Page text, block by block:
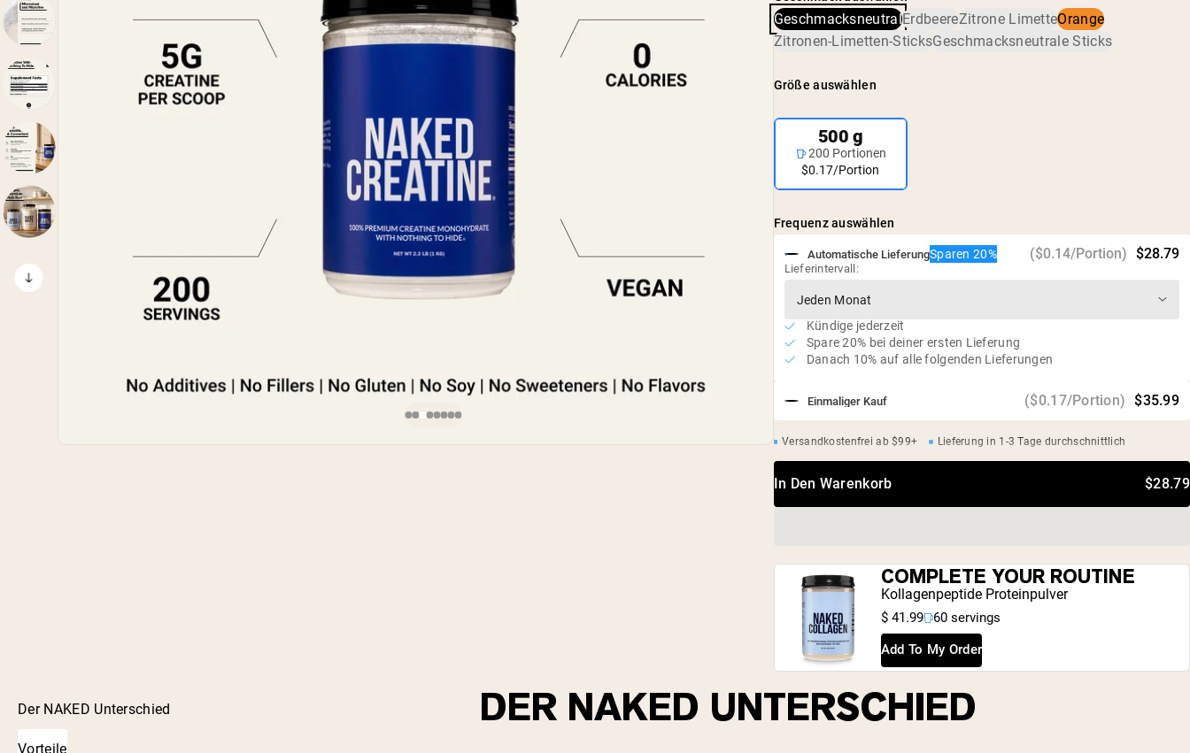
Keine künstlichen Süßstoffe, Aromen oder Farbstoffe
Vegan, glutenfrei und gentechnikfrei
einschließlich Schwermetallen und Pestiziden, bestätigt
wurden.
GeschmacksneutralErdbeereZitrone LimetteOrange
Zitronen-Limetten-SticksGeschmacksneutrale Sticks
Größe auswählen
500 g
200 Portionen
$0.17/Portion
Frequenz auswählen
Einmaliger Kauf ($0.17/Portion) $35.99
Automatische LieferungSparen 20% ($0.14/Portion) $28.79
Lieferintervall:
Kündige jederzeit
Spare 20% bei deiner ersten Lieferung
Danach 10% auf alle folgenden Lieferungen
Versandkostenfrei ab $99+ Lieferung in 1-3 Tage durchschnittlich
In Den Warenkorb $28.79
COMPLETE YOUR ROUTINE
Kollagenpeptide Proteinpulver
$ 41.99 60 servings
Add To My Order
Der NAKED Unterschied
Vorteile
DER NAKED UNTERSCHIED